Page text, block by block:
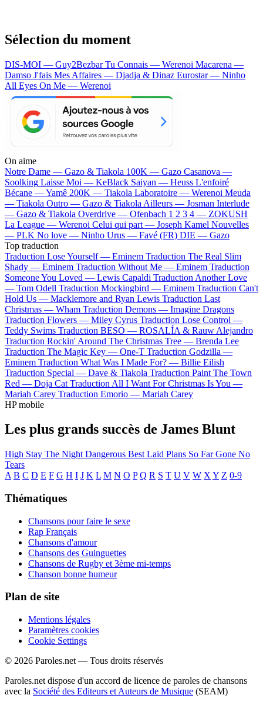
Sélection du moment
DIS-MOI — Guy2BezbarTu Connais — Werenoi Macarena —
Damso J'fais Mes Affaires — Djadja & Dinaz Eurostar — Ninho
All Eyes On Me — Werenoi
On aime
Notre Dame — Gazo & Tiakola 100K — Gazo Casanova —
Soolking Laisse Moi — KeBlack Saiyan — Heuss L'enfoiré
Bécane —Yamê 200K — Tiakola Laboratoire — Werenoi Meuda
— Tiakola Outro — Gazo & Tiakola Ailleurs — Josman Interlude
— Gazo & Tiakola Overdrive — Ofenbach 1 2 3 4 — ZOKUSH
La League — Werenoi Celui qui part — Joseph Kamel Nouvelles
— PLK No love — Ninho Urus — Favé (FR) DIE — Gazo
Top traduction
Traduction Lose Yourself — Eminem Traduction The Real Slim
Shady — Eminem Traduction Without Me — Eminem Traduction
Someone You Loved — Lewis Capaldi Traduction Another Love
— Tom Odell Traduction Mockingbird — Eminem Traduction Can't
Hold Us — Macklemore and Ryan Lewis Traduction Last
Christmas — Wham Traduction Demons — Imagine Dragons
Traduction Flowers — Miley Cyrus Traduction Lose Control —
Teddy Swims Traduction BESO — ROSALÍA & Rauw Alejandro
Traduction Rockin' Around The Christmas Tree — Brenda Lee
Traduction The Magic Key — One-T Traduction Godzilla —
Eminem Traduction What Was I Made For? — Billie Eilish
Traduction Special — Dave & Tiakola Traduction Paint The Town
Red — Doja Cat Traduction All I Want For Christmas Is You —
Mariah Carey Traduction Emorio — Mariah Carey
HP mobile
Les plus grands succès de James Blunt
High Stay The Night Dangerous Best Laid Plans So Far Gone No
Tears
A B C D E F G H I J K L M N O P Q R S T U V W X Y Z 0-9
Thématiques
Chansons pour faire le sexe
Rap Français
Chansons d'amour
Chansons des Guinguettes
Chansons de Rugby et 3ème mi-temps
Chanson bonne humeur
Plan de site
Mentions légales
Paramètres cookies
Cookie Settings
© 2026 Paroles.net — Tous droits réservés
Paroles.net dispose d'un accord de licence de paroles de chansons
avec la Société des Editeurs et Auteurs de Musique (SEAM)